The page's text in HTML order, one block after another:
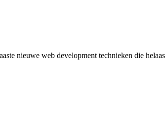
nieuwe web development technieken die